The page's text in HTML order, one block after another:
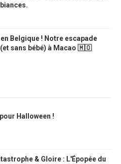
en Belgique ! Notre escapade
sans bébé) à Macao 🇲🇴
Halloween !
& Gloire : L'Épopée du